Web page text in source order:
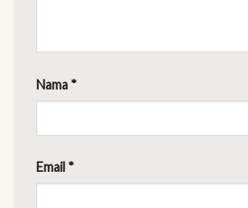
Nama *
Email *